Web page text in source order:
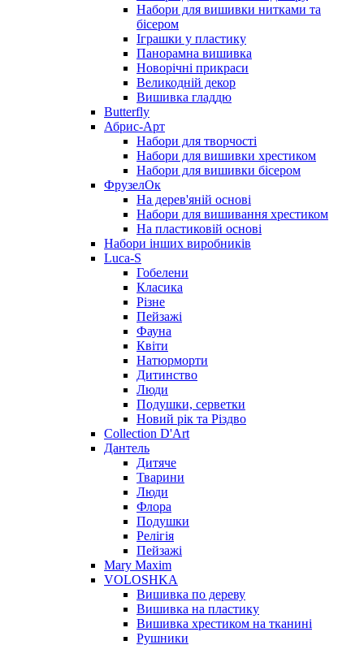
Набори для вишивки нитками та
бісером
Іграшки у пластику
Панорамна вишивка
Новорічні прикраси
Великодній декор
Вишивка гладдю
Butterfly
Абрис-Арт
Набори для творчості
Набори для вишивки хрестиком
Набори для вишивки бісером
ФрузелОк
На дерев'яній основі
Набори для вишивання хрестиком
На пластиковій основі
Набори інших виробників
Luca-S
Гобелени
Класика
Різне
Пейзажі
Фауна
Квіти
Натюрморти
Дитинство
Люди
Подушки, серветки
Новий рік та Різдво
Collection D'Art
Дантель
Дитяче
Тварини
Люди
Флора
Подушки
Релігія
Пейзажі
Mary Maxim
VOLOSHKA
Вишивка по дереву
Вишивка на пластику
Вишивка хрестиком на тканині
Рушники